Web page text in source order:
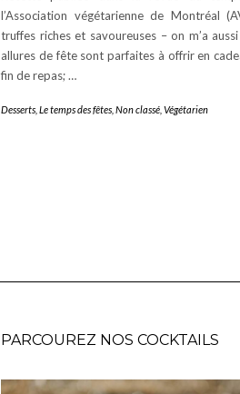
l’Association végétarienne de Montréal
truffes riches et savoureuses – on m’a
allures de fête sont parfaites à offrir en
fin de repas; …
Desserts Le temps des fêtes Non classé Végétarien
PARCOUREZ NOS COCKTAILS